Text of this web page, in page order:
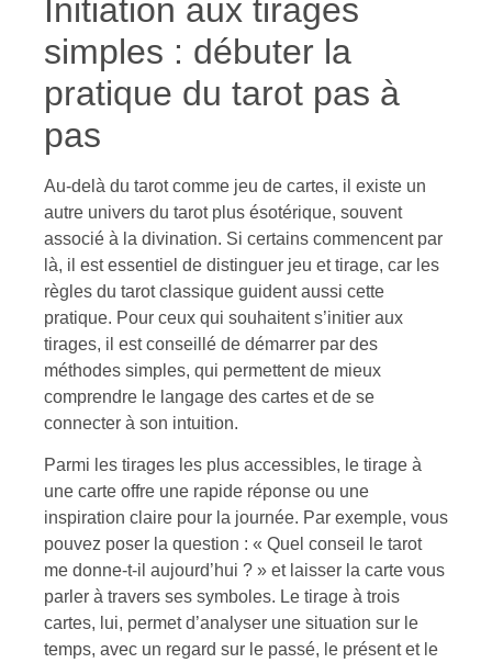
Initiation aux tirages
simples : débuter la
pratique du tarot pas à
pas
Au-delà du tarot comme jeu de cartes, il existe un
autre univers du tarot plus ésotérique, souvent
associé à la divination. Si certains commencent par
là, il est essentiel de distinguer jeu et tirage, car les
règles du tarot classique guident aussi cette
pratique. Pour ceux qui souhaitent s’initier aux
tirages, il est conseillé de démarrer par des
méthodes simples, qui permettent de mieux
comprendre le langage des cartes et de se
connecter à son intuition.
Parmi les tirages les plus accessibles, le tirage à
une carte offre une rapide réponse ou une
inspiration claire pour la journée. Par exemple, vous
pouvez poser la question : « Quel conseil le tarot
me donne-t-il aujourd’hui ? » et laisser la carte vous
parler à travers ses symboles. Le tirage à trois
cartes, lui, permet d’analyser une situation sur le
temps, avec un regard sur le passé, le présent et le